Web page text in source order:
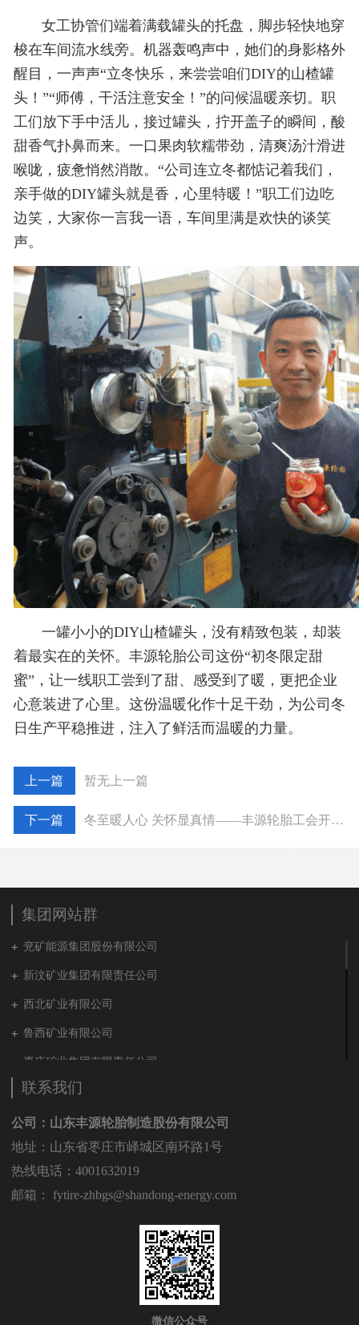
女工协管们端着满载罐头的托盘，脚步轻快地穿
梭在车间流水线旁。机器轰鸣声中，她们的身影格外
醒目，一声声“立冬快乐，来尝尝咱们DIY的山楂罐
头！”“师傅，干活注意安全！”的问候温暖亲切。职
工们放下手中活儿，接过罐头，拧开盖子的瞬间，酸
甜香气扑鼻而来。一口果肉软糯带劲，清爽汤汁滑进
喉咙，疲惫悄然消散。“公司连立冬都惦记着我们，
亲手做的DIY罐头就是香，心里特暖！”职工们边吃
边笑，大家你一言我一语，车间里满是欢快的谈笑
声。
一罐小小的DIY山楂罐头，没有精致包装，却装
着最实在的关怀。丰源轮胎公司这份“初冬限定甜
蜜”，让一线职工尝到了甜、感受到了暖，更把企业
心意装进了心里。这份温暖化作十足干劲，为公司冬
日生产平稳推进，注入了鲜活而温暖的力量。
暂无上一篇
冬至暖人心 关怀显真情——丰源轮胎工会开展送鸡汤慰问活动
集团网站群
兖矿能源集团股份有限公司
新汶矿业集团有限责任公司
西北矿业有限公司
鲁西矿业有限公司
枣庄矿业集团有限责任公司
兖矿新疆能化有限公司
山东泰山地勘集团
新能源集团有限公司
营销贸易公司
肥城矿业集团有限责任公司
山东能源建工集团有限公司
联系我们
公司：山东丰源轮胎制造股份有限公司
地址：山东省枣庄市峄城区南环路1号
热线电话：4001632019
邮箱： fytire-zhbgs@shandong-energy.com
微信公众号